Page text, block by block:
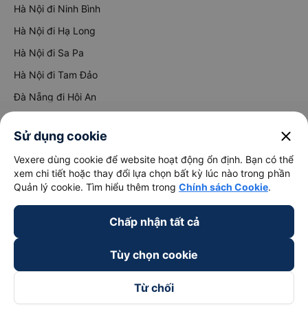
Hà Nội đi Ninh Bình
Hà Nội đi Hạ Long
Hà Nội đi Sa Pa
Hà Nội đi Tam Đảo
Đà Nẵng đi Hội An
Hải Phòng đi Hà Nội
keyboard_arrow_down
Về chúng tôi
keyboard_arrow_down
Hỗ trợ
Sử dụng cookie close
Vexere dùng cookie để website hoạt động ổn định. Bạn có thể
xem chi tiết hoặc thay đổi lựa chọn bất kỳ lúc nào trong phần
Quản lý cookie. Tìm hiểu thêm trong Chính sách Cookie.
Chấp nhận tất cả
Tùy chọn cookie
Từ chối